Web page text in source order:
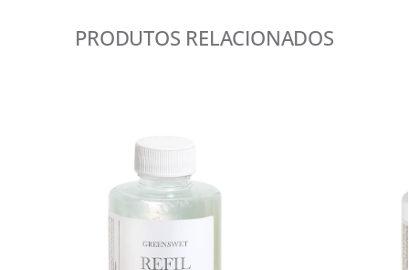
PRODUTOS RELACIONADOS